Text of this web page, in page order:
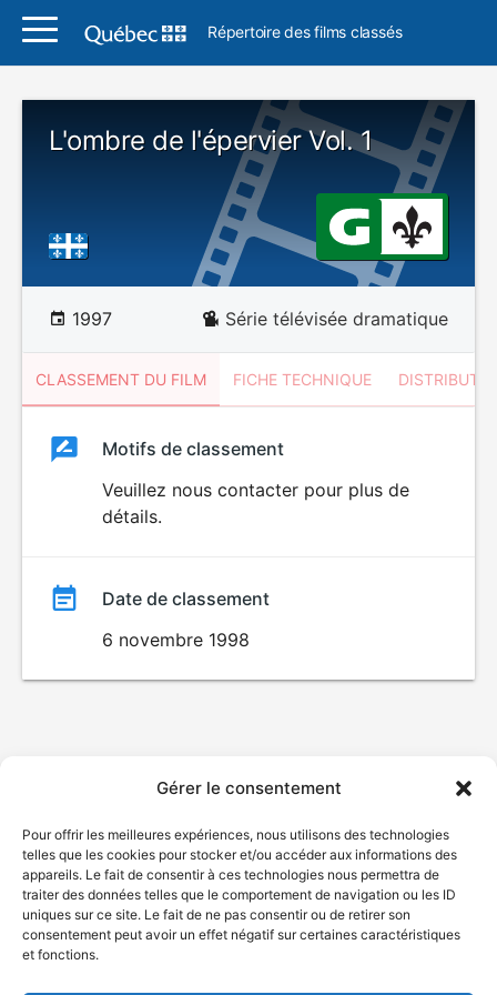
Gérer le consentement
Pour offrir les meilleures expériences, nous utilisons des technologies
telles que les cookies pour stocker et/ou accéder aux informations des
appareils. Le fait de consentir à ces technologies nous permettra de
traiter des données telles que le comportement de navigation ou les ID
uniques sur ce site. Le fait de ne pas consentir ou de retirer son
consentement peut avoir un effet négatif sur certaines caractéristiques
et fonctions.
Répertoire des films classés
L'ombre de l'épervier Vol. 1
1997 Série télévisée dramatique
CLASSEMENT DU FILM FICHE TECHNIQUE
ClassementClassement
Motifs de classement
Veuillez nous contacter pour plus de
détails.
Date de classement
6 novembre 1998